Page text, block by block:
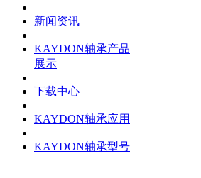
新闻资讯
KAYDON轴承产品
展示
下载中心
KAYDON轴承应用
KAYDON轴承型号